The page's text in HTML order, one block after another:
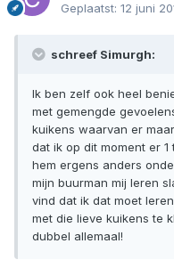
Geplaatst: 12 juni
schreef Simurgh:
Ik ben zelf ook heel
met gemengde
kuikens waarvan er
dat ik op dit moment er
hem ergens anders
mijn buurman mij leren
vind dat ik dat moet
met die lieve kuikens te
dubbel allemaal!